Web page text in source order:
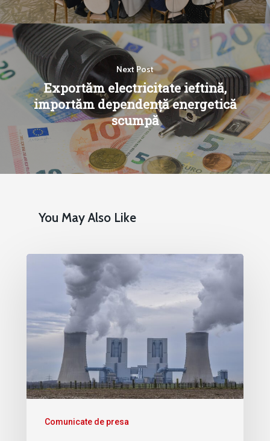
Next Post
Exportăm electricitate ieftină,
importăm dependență energetică
scumpă
You May Also Like
Comunicate de presa